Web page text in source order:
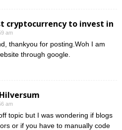
cryptocurrency to invest in
am
thankyou for posting.Woh I am
through google.
am
topic but I was wondering if blogs
or if you have to manually code